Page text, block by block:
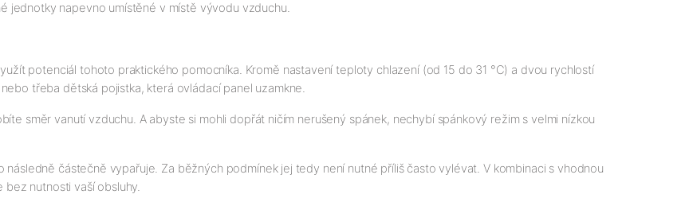
jednotky napevno umístěné v místě vývodu vzduchu.
potenciál tohoto praktického pomocníka. Kromě nastavení teploty chlazení (od 15 do 31 °C) a dvou rychlostí
třeba dětská pojistka, která ovládací panel uzamkne.
směr vanutí vzduchu. A abyste si mohli dopřát ničím nerušený spánek, nechybí spánkový režim s velmi nízkou
částečně vypařuje. Za běžných podmínek jej tedy není nutné příliš často vylévat. V kombinaci s vhodnou
nutnosti vaší obsluhy.